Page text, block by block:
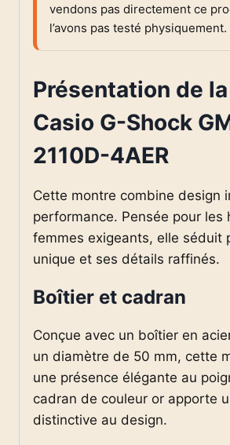
vendons pas directement ce
l’avons pas testé physiquement.
Présentation de
Casio G-Shock
2110D-4AER
Cette montre combine design
performance. Pensée pour les
femmes exigeants, elle séduit
unique et ses détails raffinés.
Boîtier et cadran
Conçue avec un boîtier en
un diamètre de 50 mm, cette
une présence élégante au
cadran de couleur or apporte
distinctive au design.